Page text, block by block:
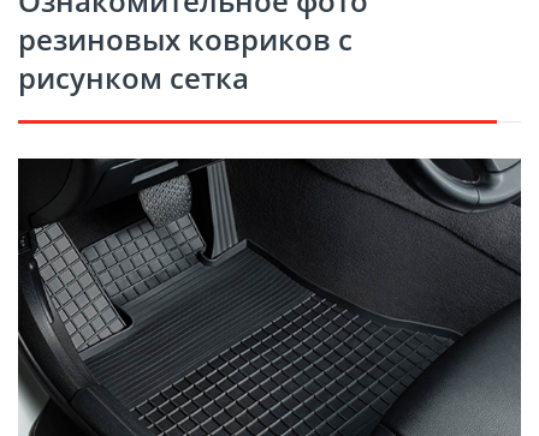
резиновых ковриков с
рисунком сетка